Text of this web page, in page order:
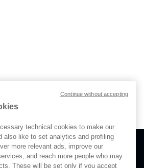
technical cookies to make our
also like to set analytics and profiling
more relevant ads, improve our
and reach more people who may
These will be set only if you accept
Continue without accepting